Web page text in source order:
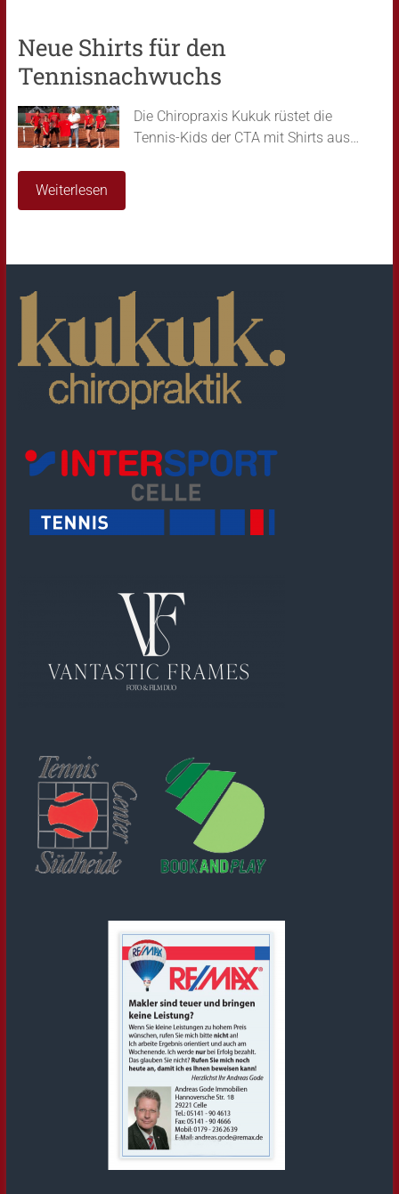
Neue Shirts für den
Tennisnachwuchs
Die Chiropraxis Kukuk rüstet die
Tennis-Kids der CTA mit Shirts aus…
Weiterlesen